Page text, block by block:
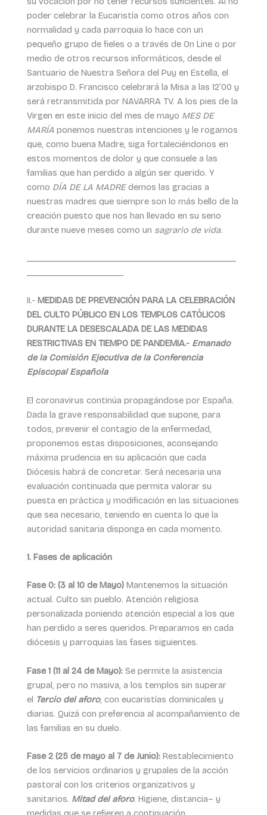
poder celebrar la Eucaristía como otros años con
normalidad y cada parroquia lo hace con un
pequeño grupo de fieles o a través de On Line o por
medio de otros recursos informáticos, desde el
Santuario de Nuestra Señora del Puy en Estella, el
arzobispo D. Francisco celebrará la Misa a las 12’00 y
será retransmitida por NAVARRA TV. A los pies de la
Virgen en este inicio del mes de mayo MES DE
MARÍA ponemos nuestras intenciones y le rogamos
que, como buena Madre, siga fortaleciéndonos en
estos momentos de dolor y que consuele a las
familias que han perdido a algún ser querido. Y
como DÍA DE LA MADREdemos las gracias a
nuestras madres que siempre son lo más bello de la
creación puesto que nos han llevado en su seno
durante nueve meses como un sagrario de vida.
II.- MEDIDAS DE PREVENCIÓN PARA LA CELEBRACIÓN
DEL CULTO PÚBLICO EN LOS TEMPLOS CATÓLICOS
DURANTE LA DESESCALADA DE LAS MEDIDAS
RESTRICTIVAS EN TIEMPO DE PANDEMIA.- Emanado
de la Comisión Ejecutiva de la Conferencia
Episcopal Española
El coronavirus continúa propagándose por España.
Dada la grave responsabilidad que supone, para
todos, prevenir el contagio de la enfermedad,
proponemos estas disposiciones, aconsejando
máxima prudencia en su aplicación que cada
Diócesis habrá de concretar. Será necesaria una
evaluación continuada que permita valorar su
puesta en práctica y modificación en las situaciones
que sea necesario, teniendo en cuenta lo que la
autoridad sanitaria disponga en cada momento.
1. Fases de aplicación
Fase 0: (3 al 10 de Mayo) Mantenemos la situación
actual. Culto sin pueblo. Atención religiosa
personalizada poniendo atención especial a los que
han perdido a seres queridos. Preparamos en cada
diócesis y parroquias las fases siguientes.
Fase 1 (11 al 24 de Mayo): Se permite la asistencia
grupal, pero no masiva, a los templos sin superar
el Tercio del aforo, con eucaristías dominicales y
diarias. Quizá con preferencia al acompañamiento de
las familias en su duelo.
Fase 2 (25 de mayo al 7 de Junio):Restablecimiento
de los servicios ordinarios y grupales de la acción
pastoral con los criterios organizativos y
sanitarios. Mitad del aforo. Higiene, distancia– y